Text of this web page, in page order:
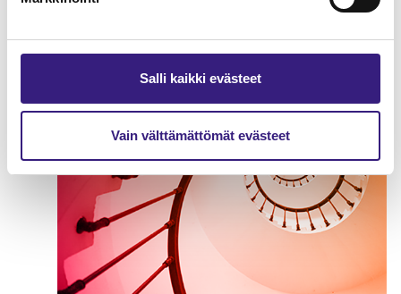
Salli kaikki evästeet
Vain välttämättömät evästeet